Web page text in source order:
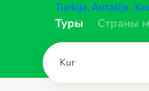
Turkija, Antalija ,
Туры Страны